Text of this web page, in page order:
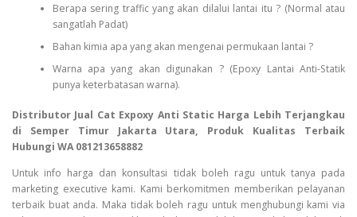
Berapa sering traffic yang akan dilalui lantai itu ? (Normal atau
sangatlah Padat)
Bahan kimia apa yang akan mengenai permukaan lantai ?
Warna apa yang akan digunakan ? (Epoxy Lantai Anti-Statik
punya keterbatasan warna).
Distributor Jual Cat Expoxy Anti Static Harga Lebih Terjangkau
di Semper Timur Jakarta Utara, Produk Kualitas Terbaik
Hubungi WA 081213658882
Untuk info harga dan konsultasi tidak boleh ragu untuk tanya pada
marketing executive kami. Kami berkomitmen memberikan pelayanan
terbaik buat anda. Maka tidak boleh ragu untuk menghubungi kami via